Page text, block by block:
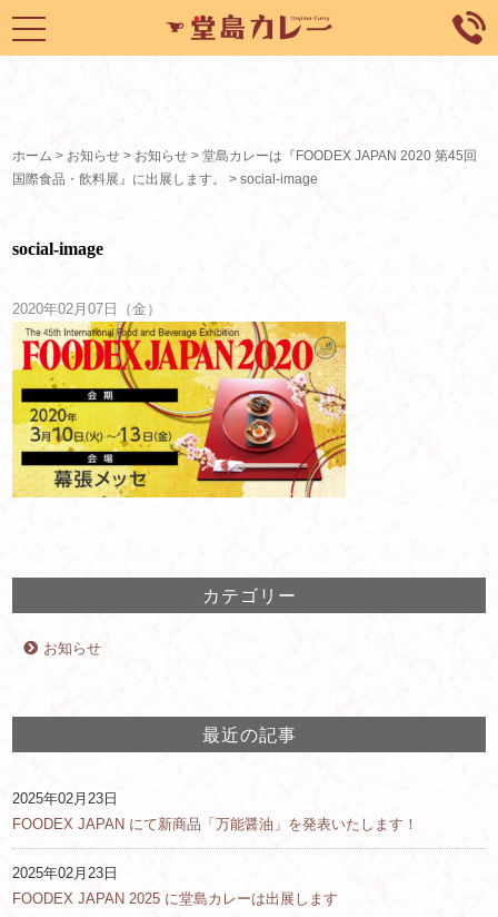
toggle
navigation
ホーム > お知らせ > お知らせ >堂島カレーは『FOODEX JAPAN 2020 第45回
国際食品・飲料展』に出展します。
>social-image
social-image
2020年02月07日（金）
カテゴリー
お知らせ
最近の記事
2025年02月23日
FOODEX JAPAN にて新商品「万能醤油」を発表いたします！
2025年02月23日
FOODEX JAPAN 2025 に堂島カレーは出展します